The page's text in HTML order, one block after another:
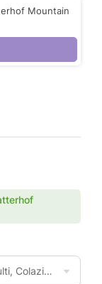
Mountain
2 Adulti, Colazione